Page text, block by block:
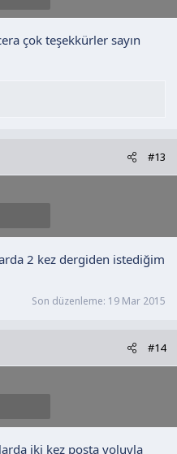
çok teşekkürler sayın
#13
2 kez dergiden istediğim
Son düzenleme: 19 Mar 2015
#14
iki kez posta yoluyla